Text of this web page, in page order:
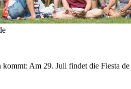
Am 29. Juli findet die Fiesta de